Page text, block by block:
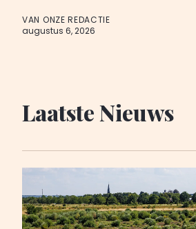
VAN ONZE REDACTIE
augustus 6, 2026
Laatste Nieuws